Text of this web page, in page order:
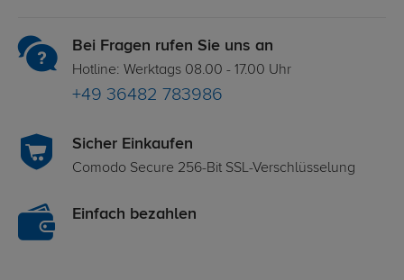
Bei Fragen rufen Sie uns an
Hotline: Werktags 08.00 - 17.00 Uhr
+49 36482 783986
Sicher Einkaufen
Comodo Secure 256-Bit SSL-Verschlüsselung
Einfach bezahlen